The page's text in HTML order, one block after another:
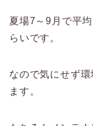
夏場7～9月で平
らいです。
なので気にせず
ます。